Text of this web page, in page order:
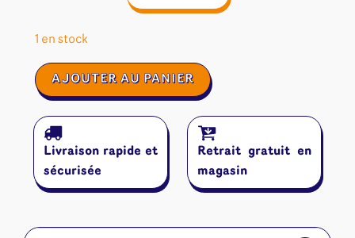
1 en stock
quantité
de
criminels
maestro
assassiné
AJOUTER AU PANIER
Livraison rapide et
sécurisée
Retrait gratuit en
magasin